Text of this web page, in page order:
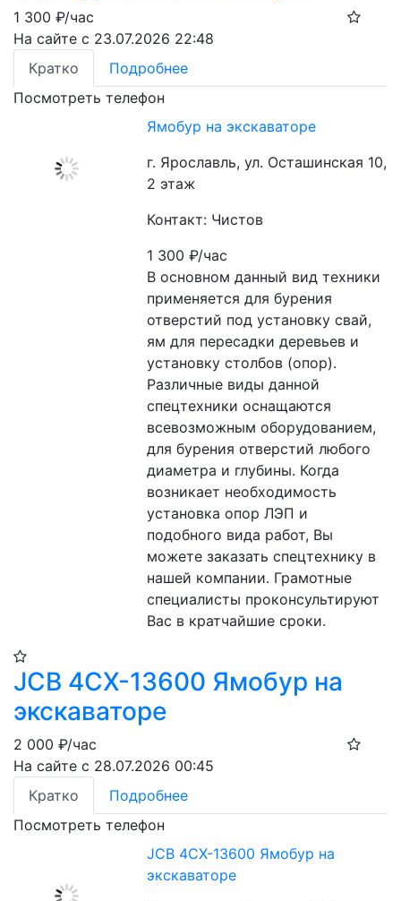
1 300 ₽/час
На сайте с 23.07.2026 22:48
Кратко
Подробнее
Посмотреть телефон
Ямобур на экскаваторе
г. Ярославль, ул. Осташинская 10,
2 этаж
Контакт: Чистов
1 300₽/час
В основном данный вид техники
применяется для бурения
отверстий под установку свай,
ям для пересадки деревьев и
установку столбов (опор).
Различные виды данной
спецтехники оснащаются
всевозможным оборудованием,
для бурения отверстий любого
диаметра и глубины. Когда
возникает необходимость
установка опор ЛЭП и
подобного вида работ, Вы
можете заказать спецтехнику в
нашей компании. Грамотные
специалисты проконсультируют
Вас в кратчайшие сроки.
JCB 4CX-13600 Ямобур на
экскаваторе
2 000 ₽/час
На сайте с 28.07.2026 00:45
Кратко
Подробнее
Посмотреть телефон
JCB 4CX-13600 Ямобур на
экскаваторе